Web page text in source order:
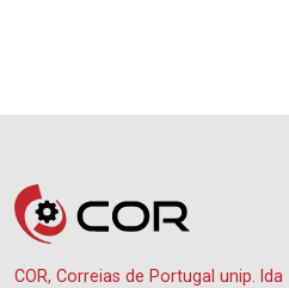
COR, Correias de Portugal unip. lda